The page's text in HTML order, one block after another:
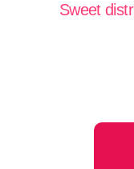
Sweet